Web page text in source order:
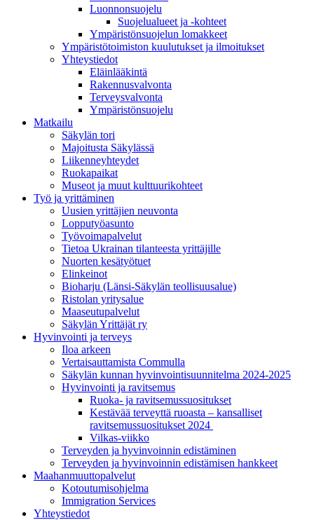
Luonnonsuojelu
Suojelualueet ja -kohteet
Ympäristönsuojelun lomakkeet
Ympäristötoimiston kuulutukset ja ilmoitukset
Yhteystiedot
Eläinlääkintä
Rakennusvalvonta
Terveysvalvonta
Ympäristönsuojelu
Mat­kailu
Säkylän tori
Majoitusta Säkylässä
Liikenneyhteydet
Ruokapaikat
Museot ja muut kulttuurikohteet
Työ ja yrittä­minen
Uusien yrittäjien neuvonta
Lopputyöasunto
Työvoimapalvelut
Tietoa Ukrainan tilanteesta yrittäjille
Nuorten kesätyötuet
Elinkeinot
Bioharju (Länsi-Säkylän teollisuusalue)
Ristolan yritysalue
Maaseutupalvelut
Säkylän Yrittäjät ry
Hyvinvointi ja terveys
Iloa arkeen
Vertaisauttamista Commulla
Säkylän kunnan hyvinvointisuunnitelma 2024-2025
Hyvinvointi ja ravitsemus
Ruoka- ja ravitsemussuositukset
Kestävää terveyttä ruoasta – kansalliset
ravitsemussuositukset 2024
Vilkas-viikko
Terveyden ja hyvinvoinnin edistäminen
Terveyden ja hyvinvoinnin edistämisen hankkeet
Maahanmuuttopalvelut
Kotoutumisohjelma
Immigration Services
Yhteystiedot